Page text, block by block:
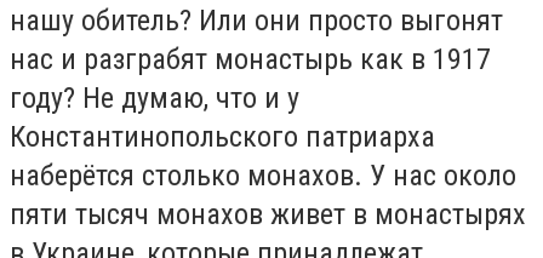
нашу обитель? Или они просто выгонят
нас и разграбят монастырь как в 1917
году? Не думаю, что и у
Константинопольского патриарха
наберётся столько монахов. У нас около
пяти тысяч монахов живет в монастырях